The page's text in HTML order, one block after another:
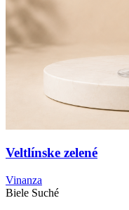
Veltlínske zelené
Vinanza
Biele Suché